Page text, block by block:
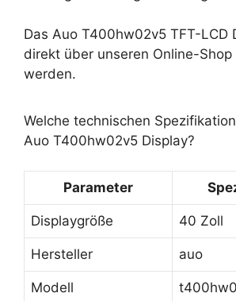
Das Auo T400hw02v5 TFT-LCD
direkt über unseren Online-
werden.
Welche technischen
Auo T400hw02v5 Display?
Parameter
Displaygröße 40 Zoll
Hersteller auo
Modell